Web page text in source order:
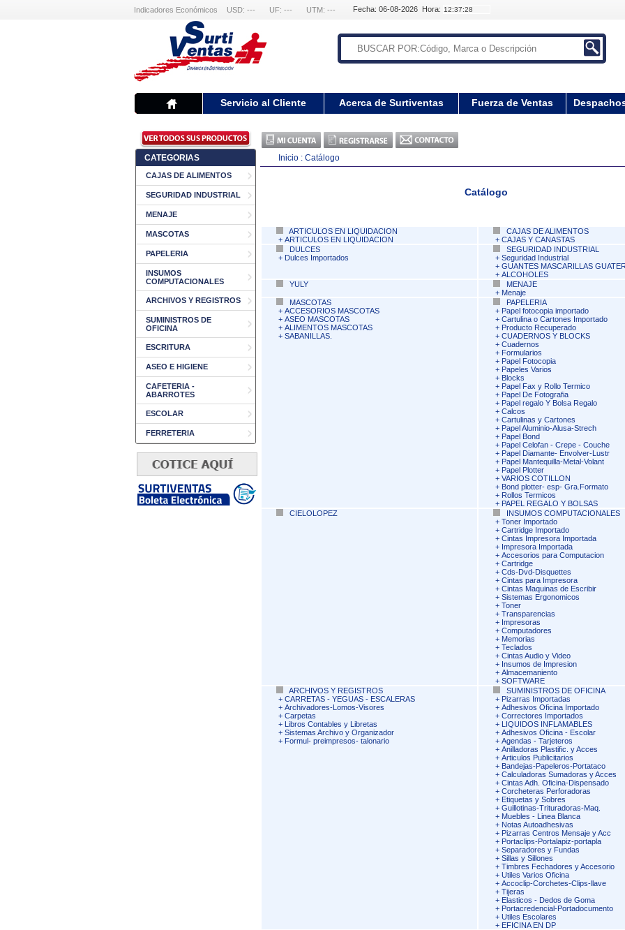
Indicadores Económicos USD: --- UF: --- UTM: --- Fecha: 06-08-2026 Hora:
Servicio al Cliente Acerca de Surtiventas Fuerza de Ventas
CATEGORIAS
CAJAS DE ALIMENTOS
SEGURIDAD INDUSTRIAL
MENAJE
MASCOTAS
PAPELERIA
INSUMOS
COMPUTACIONALES
ARCHIVOS Y REGISTROS
SUMINISTROS DE
OFICINA
ESCRITURA
ASEO E HIGIENE
CAFETERIA -
ABARROTES
ESCOLAR
FERRETERIA
Inicio : Catálogo
Catálogo
ARTICULOS EN LIQUIDACION
+ ARTICULOS EN LIQUIDACION
CAJAS DE ALIMENTOS
+ CAJAS Y CANASTAS
DULCES
+ Dulces Importados
SEGURIDAD INDUSTRIAL
+ Seguridad Industrial
+ GUANTES MASCARILLAS
+ ALCOHOLES
YULY
MENAJE
+ Menaje
MASCOTAS
+ ACCESORIOS MASCOTAS
+ ASEO MASCOTAS
+ ALIMENTOS MASCOTAS
+ SABANILLAS.
PAPELERIA
+ Papel fotocopia importado
+ Cartulina o Cartones Importado
+ Producto Recuperado
+ CUADERNOS Y BLOCKS
+ Cuadernos
+ Formularios
+ Papel Fotocopia
+ Papeles Varios
+ Blocks
+ Papel Fax y Rollo Termico
+ Papel De Fotografia
+ Papel regalo Y Bolsa Regalo
+ Calcos
+ Cartulinas y Cartones
+ Papel Aluminio-Alusa-Strech
+ Papel Bond
+ Papel Celofan - Crepe - Couche
+ Papel Diamante- Envolver-Lustr
+ Papel Mantequilla-Metal-Volant
+ Papel Plotter
+ VARIOS COTILLON
+ Bond plotter- esp- Gra.Formato
+ Rollos Termicos
+ PAPEL REGALO Y BOLSAS
CIELOLOPEZ
INSUMOS COMPUTACIONALES
+ Toner Importado
+ Cartridge Importado
+ Cintas Impresora Importada
+ Impresora Importada
+ Accesorios para Computacion
+ Cartridge
+ Cds-Dvd-Disquettes
+ Cintas para Impresora
+ Cintas Maquinas de Escribir
+ Sistemas Ergonomicos
+ Toner
+ Transparencias
+ Impresoras
+ Computadores
+ Memorias
+ Teclados
+ Cintas Audio y Video
+ Insumos de Impresion
+ Almacemaniento
+ SOFTWARE
ARCHIVOS Y REGISTROS
+ CARRETAS - YEGUAS - ESCALERAS
+ Archivadores-Lomos-Visores
+ Carpetas
+ Libros Contables y Libretas
+ Sistemas Archivo y Organizador
+ Formul- preimpresos- talonario
SUMINISTROS DE OFICINA
+ Pizarras Importadas
+ Adhesivos Oficina Importado
+ Correctores Importados
+ LIQUIDOS INFLAMABLES
+ Adhesivos Oficina - Escolar
+ Agendas - Tarjeteros
+ Anilladoras Plastific. y Acces
+ Articulos Publicitarios
+ Bandejas-Papeleros-Portataco
+ Calculadoras Sumadoras y Acces
+ Cintas Adh. Oficina-Dispensado
+ Corcheteras Perforadoras
+ Etiquetas y Sobres
+ Guillotinas-Trituradoras-Maq.
+ Muebles - Linea Blanca
+ Notas Autoadhesivas
+ Pizarras Centros Mensaje y Acc
+ Portaclips-Portalapiz-portapla
+ Separadores y Fundas
+ Sillas y Sillones
+ Timbres Fechadores y Accesorio
+ Utiles Varios Oficina
+ Accoclip-Corchetes-Clips-llave
+ Tijeras
+ Elasticos - Dedos de Goma
+ Portacredencial-Portadocumento
+ Utiles Escolares
+ EFICINA EN DP